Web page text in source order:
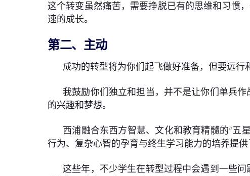
这个转变虽然痛苦，需要挣脱已有的思维和习惯
速的成长。
第二、主动
成功的转型将为你们起飞做好准备，但要远行
我鼓励你们独立和担当，并不是让你们单兵
的兴趣和梦想。
西浦融合东西方智慧、文化和教育精髓的“五
行为、复杂心智的孕育与终生学习能力的培养提供
这些年，不少学生在转型过程中会遇到一些